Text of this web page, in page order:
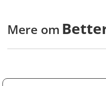
Mere om